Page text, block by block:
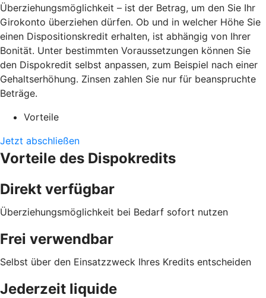
Überziehungsmöglichkeit – ist der Betrag, um den Sie Ihr
Girokonto überziehen dürfen. Ob und in welcher Höhe Sie
einen Dispositionskredit erhalten, ist abhängig von Ihrer
Bonität. Unter bestimmten Voraussetzungen können Sie
den Dispokredit selbst anpassen, zum Beispiel nach einer
Gehaltserhöhung. Zinsen zahlen Sie nur für beanspruchte
Beträge.
Vorteile
Jetzt abschließen
Vorteile des Dispokredits
Direkt verfügbar
Überziehungsmöglichkeit bei Bedarf sofort nutzen
Frei verwendbar
Selbst über den Einsatzzweck Ihres Kredits entscheiden
Jederzeit liquide